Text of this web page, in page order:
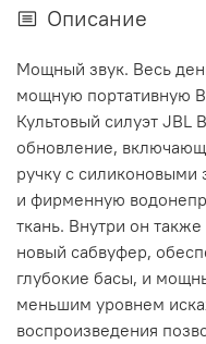
Описание
Мощный звук. Весь
мощную портативную
Культовый силуэт JBL
обновление,
ручку с силиконовыми
и фирменную
ткань. Внутри он
новый сабвуфер,
глубокие басы, и
меньшим уровнем
воспроизведения